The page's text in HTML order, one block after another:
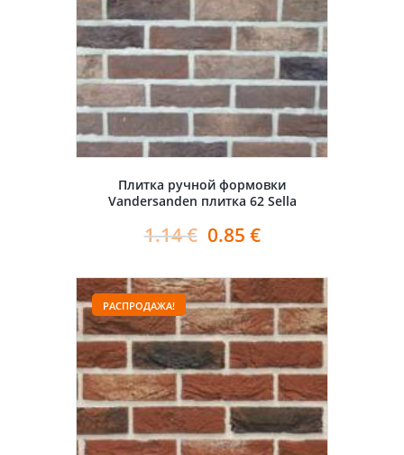
Плитка ручной формовки
Vandersanden плитка 62 Sella
1.14€ 0.85 €
РАСПРОДАЖА!